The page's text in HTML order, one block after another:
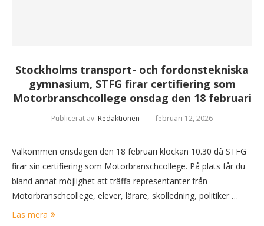
Stockholms transport- och fordonstekniska
gymnasium, STFG firar certifiering som
Motorbranschcollege onsdag den 18 februari
Publicerat av: Redaktionen februari 12, 2026
Välkommen onsdagen den 18 februari klockan 10.30 då STFG
firar sin certifiering som Motorbranschcollege. På plats får du
bland annat möjlighet att träffa representanter från
Motorbranschcollege, elever, lärare, skolledning, politiker …
Läs mera